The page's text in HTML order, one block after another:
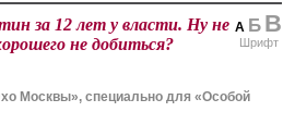
А Б В
Шрифт
за 12 лет у власти. Ну не
не добиться?
Москвы», специально для «Особой